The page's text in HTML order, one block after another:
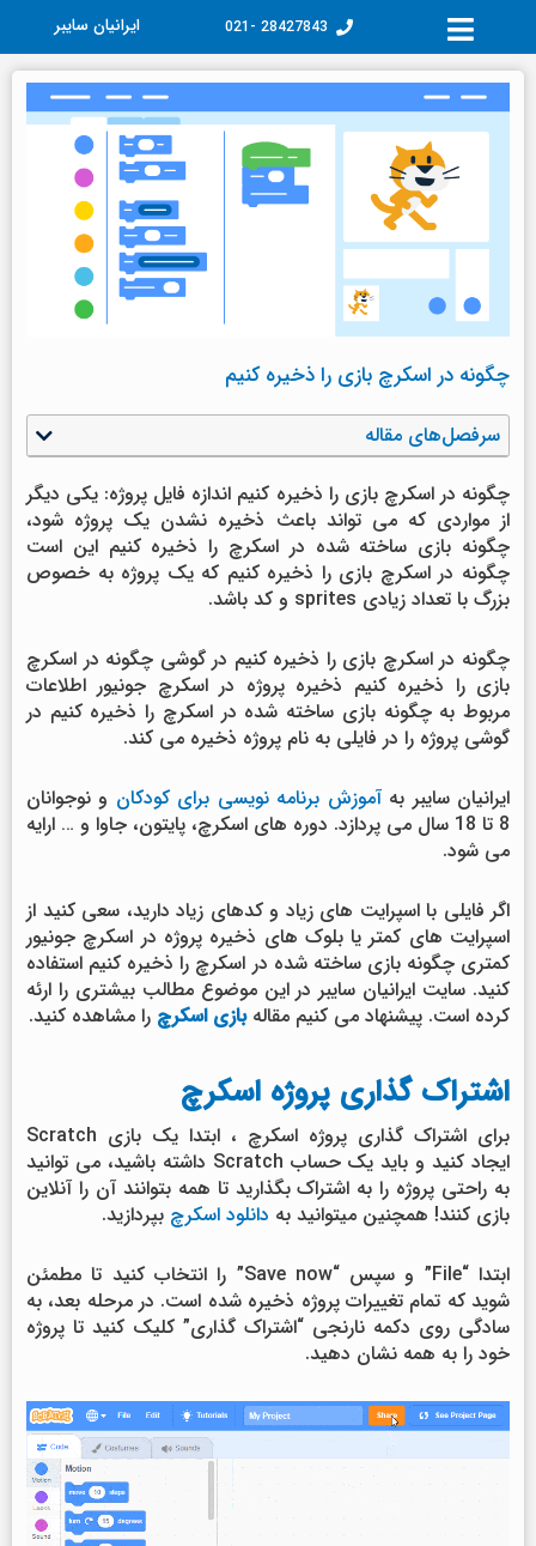
محتوا
28427843 -021 ایرانیان سایبر
چگونه در اسکرچ بازی را ذخیره کنیم
سرفصل‌های مقاله
چگونه در اسکرچ بازی را ذخیره کنیم اندازه فایل پروژه: یکی دیگر
از مواردی که می تواند باعث ذخیره نشدن یک پروژه شود،
چگونه بازی ساخته شده در اسکرچ را ذخیره کنیم این است
چگونه در اسکرچ بازی را ذخیره کنیم که یک پروژه به خصوص
بزرگ با تعداد زیادی sprites و کد باشد.
چگونه در اسکرچ بازی را ذخیره کنیم در گوشی چگونه در اسکرچ
بازی را ذخیره کنیم ذخیره پروژه در اسکرچ جونیور اطلاعات
مربوط به چگونه بازی ساخته شده در اسکرچ را ذخیره کنیم در
گوشی پروژه را در فایلی به نام پروژه ذخیره می کند.
ایرانیان سایبر بهآموزش برنامه نویسی برای کودکان و نوجوانان
8 تا 18 سال می پردازد. دوره های اسکرچ، پایتون، جاوا و … ارایه
می شود.
اگر فایلی با اسپرایت های زیاد و کدهای زیاد دارید، سعی کنید از
اسپرایت های کمتر یا بلوک های ذخیره پروژه در اسکرچ جونیور
کمتری چگونه بازی ساخته شده در اسکرچ را ذخیره کنیم استفاده
کنید. سایت ایرانیان سایبر در این موضوع مطالب بیشتری را ارئه
کرده است. پیشنهاد می کنیم مقالهبازی اسکرچ را مشاهده کنید.
اشتراک گذاری پروژه اسکرچ
برای اشتراک گذاری پروژه اسکرچ ، ابتدا یک بازی Scratch
ایجاد کنید و باید یک حساب Scratch داشته باشید، می توانید
به راحتی پروژه را به اشتراک بگذارید تا همه بتوانند آن را آنلاین
بازی کنند! همچنین میتوانید به دانلود اسکرچ بپردازید.
ابتدا “File” و سپس “Save now” را انتخاب کنید تا مطمئن
شوید که تمام تغییرات پروژه ذخیره شده است. در مرحله بعد، به
سادگی روی دکمه نارنجی “اشتراک گذاری” کلیک کنید تا پروژه
خود را به همه نشان دهید.